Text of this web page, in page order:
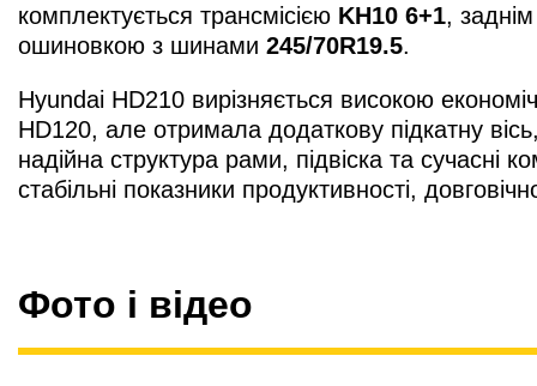
комплектується трансмісією KH10 6+1,
ошиновкою з шинами 245/70R19.5.
Hyundai HD210 вирізняється високою
HD120, але отримала додаткову підкатну
надійна структура рами, підвіска та
стабільні показники продуктивності,
Фото і відео